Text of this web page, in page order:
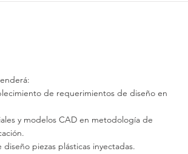
de requerimientos de diseño en
y modelos CAD en metodología de
piezas plásticas inyectadas.